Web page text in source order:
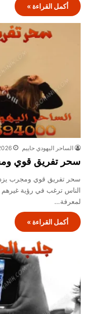
أكمل القراءة »
الساحر اليهودي حاييم
سحر تفريق قوي
سحر تفريق قوي ومجرب
الناس ترغب في رؤية غيرهم
لمعرفة…
أكمل القراءة »